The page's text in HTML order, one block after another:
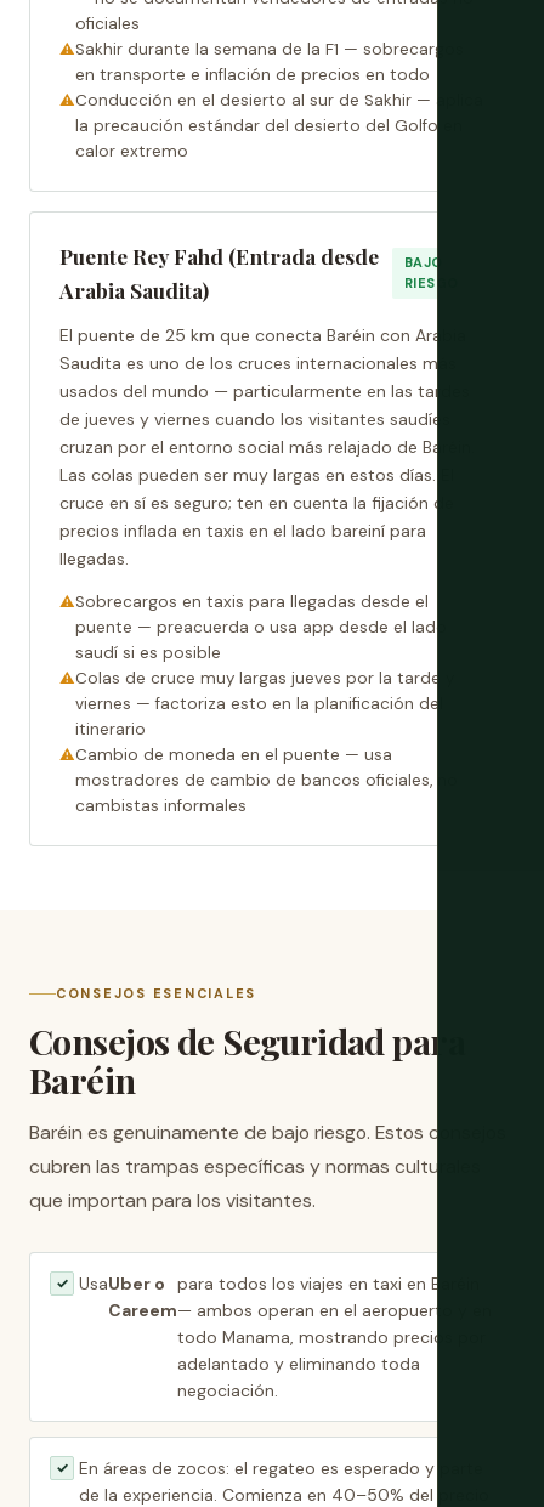
oficiales
Sakhir durante la semana de la F1 — sobrecargos
en transporte e inflación de precios en todo
Conducción en el desierto al sur de Sakhir — aplica
la precaución estándar del desierto del Golfo en
calor extremo
Puente Rey Fahd (Entrada desde
Arabia Saudita)
BAJO
RIESGO
El puente de 25 km que conecta Baréin con Arabia
Saudita es uno de los cruces internacionales más
usados del mundo — particularmente en las tardes
de jueves y viernes cuando los visitantes saudíes
cruzan por el entorno social más relajado de Baréin.
Las colas pueden ser muy largas en estos días. El
cruce en sí es seguro; ten en cuenta la fijación de
precios inflada en taxis en el lado bareiní para
llegadas.
Sobrecargos en taxis para llegadas desde el
puente — preacuerda o usa app desde el lado
saudí si es posible
Colas de cruce muy largas jueves por la tarde y
viernes — factoriza esto en la planificación del
itinerario
Cambio de moneda en el puente — usa
mostradores de cambio de bancos oficiales, no
cambistas informales
CONSEJOS ESENCIALES
Consejos de Seguridad para
Baréin
Baréin es genuinamente de bajo riesgo. Estos consejos
cubren las trampas específicas y normas culturales
que importan para los visitantes.
✓ UsaUber o
Careem
para todos los viajes en taxi en Baréin
— ambos operan en el aeropuerto y en
todo Manama, mostrando precios por
adelantado y eliminando toda
negociación.
✓ En áreas de zocos: el regateo es esperado y parte
de la experiencia. Comienza en 40–50% del precio